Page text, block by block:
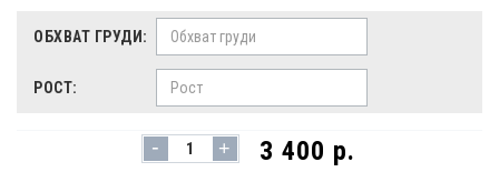
ОБХВАТ ГРУДИ:
РОСТ:
- + 3 400 р.